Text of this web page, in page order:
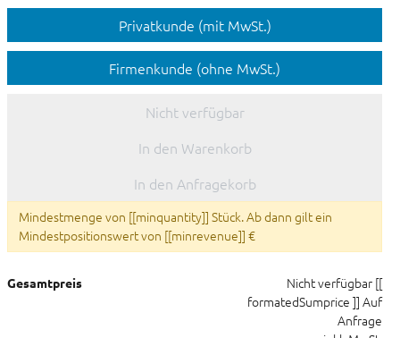
Privatkunde (mit MwSt.)
Firmenkunde (ohne MwSt.)
Nicht verfügbar
In den Warenkorb
In den Anfragekorb
Mindestmenge von [[minquantity]] Stück. Ab dann gilt ein
Mindestpositionswert von [[minrevenue]] €
Gesamtpreis Nicht verfügbar [[
formatedSumprice ]] Auf
Anfrage